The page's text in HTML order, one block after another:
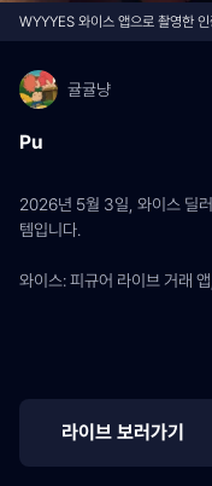
WYYYES 와이스 앱으로 촬영한
귤귤냥
Pu
2026년 5월 3일, 와이스 딜러
템입니다.
와이스: 피규어 라이브 거래
라이브 보러가기